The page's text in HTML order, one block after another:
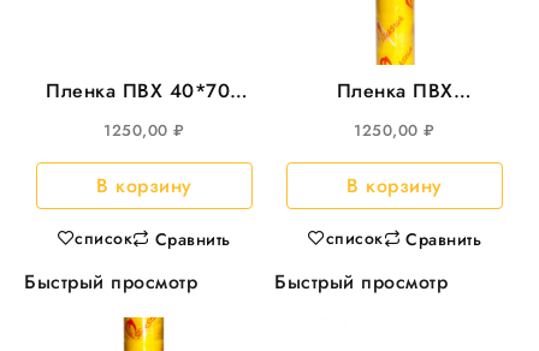
Пленка ПВХ 40*700
Cast 8мкм
1250,00₽
В корзину
список Сравнить
Быстрый просмотр
Пленка ПВХ
400*550м SlickStick
8мкм
1250,00₽
В корзину
список Сравнить
Быстрый просмотр